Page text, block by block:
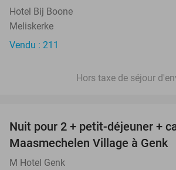
Hotel Bij Boone
Meliskerke
Vendu : 211
Hors taxe de séjour
Nuit pour 2 + petit-déjeuner +
Maasmechelen Village à Genk
M Hotel Genk